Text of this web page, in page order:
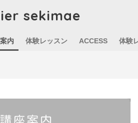
sekimae
内 体験レッスン ACCESS 体験